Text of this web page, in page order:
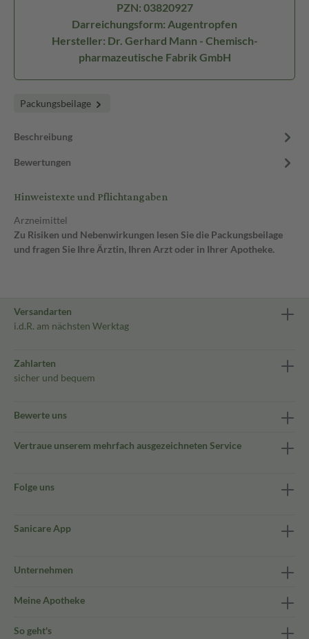
PZN: 03820927
Darreichungsform: Augentropfen
Hersteller: Dr. Gerhard Mann - Chemisch-
pharmazeutische Fabrik GmbH
Packungsbeilage
Beschreibung
Bewertungen
Hinweistexte und Pflichtangaben
Arzneimittel
Zu Risiken und Nebenwirkungen lesen Sie die Packungsbeilage
und fragen Sie Ihre Ärztin, Ihren Arzt oder in Ihrer Apotheke.
Versandarten
i.d.R. am nächsten Werktag
Zahlarten
sicher und bequem
Bewerte uns
Vertraue unserem mehrfach ausgezeichneten Service
Folge uns
Sanicare App
Unternehmen
Meine Apotheke
So geht's